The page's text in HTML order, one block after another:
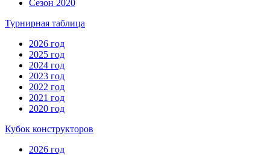
Сезон 2020
Турнирная таблица
2026 год
2025 год
2024 год
2023 год
2022 год
2021 год
2020 год
Кубок конструкторов
2026 год